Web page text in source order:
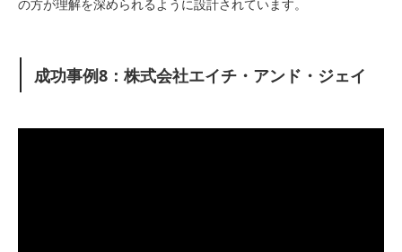
の方が理解を深められるように設計されています。
成功事例8：株式会社エイチ・アンド・ジェイ